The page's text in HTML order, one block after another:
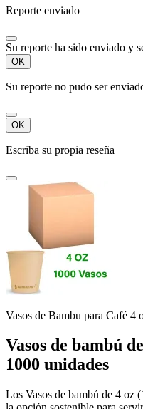
Reporte enviado
Su reporte ha sido enviado y
OK
Su reporte no pudo ser
OK
Escriba su propia reseña
Vasos de Bambu para Café 4
Vasos de bambú
1000 unidades
Los Vasos de bambú de 4 oz